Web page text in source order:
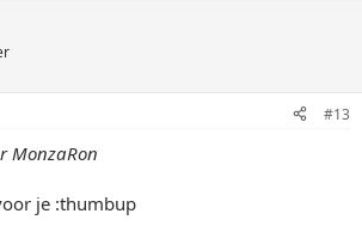
#13
MonzaRon
je :thumbup